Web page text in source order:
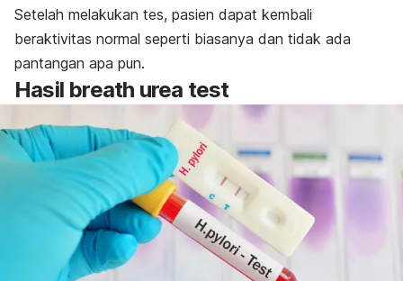
Setelah melakukan tes, pasien dapat kembali
beraktivitas normal seperti biasanya dan tidak ada
pantangan apa pun.
Hasil breath urea test